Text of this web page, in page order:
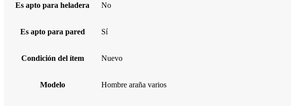
Es apto para heladera No
Es apto para pared Sí
Condición del ítem Nuevo
Modelo Hombre araña varios